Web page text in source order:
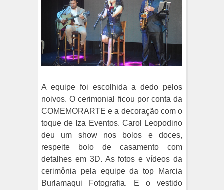
A equipe foi escolhida a dedo pelos
noivos. O cerimonial ficou por conta da
COMEMORARTE e a decoração com o
toque de Iza Eventos. Carol Leopodino
deu um show nos bolos e doces,
respeite bolo de casamento com
detalhes em 3D. As fotos e vídeos da
cerimônia pela equipe da top Marcia
Burlamaqui Fotografia. E o vestido